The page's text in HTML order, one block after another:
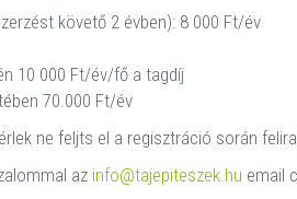
követő 2 évben): 8 000 Ft/év
10 000 Ft/év/fő a tagdíj
70.000 Ft/év
ne feljts el a regisztráció során
az info@tajepiteszek.hu email